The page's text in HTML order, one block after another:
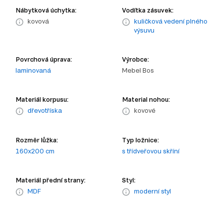
Nábytková úchytka:
kovová
Vodítka zásuvek:
kuličková vedení plného
výsuvu
Povrchová úprava:
laminovaná
Výrobce:
Mebel Bos
Materiál korpusu:
dřevotříska
Material nohou:
kovové
Rozměr lůžka:
160x200 cm
Typ ložnice:
s třídveřovou skříní
Materiál přední strany:
MDF
Styl:
moderní styl